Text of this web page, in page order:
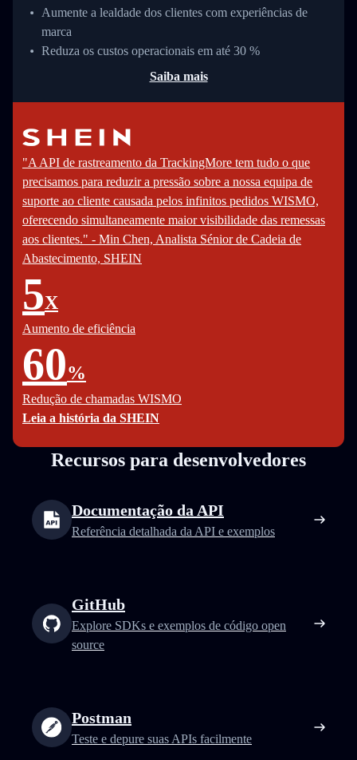
Aumente a lealdade dos clientes com experiências de
marca
Reduza os custos operacionais em até 30 %
Saiba mais
"A API de rastreamento da TrackingMore tem tudo o que
precisamos para reduzir a pressão sobre a nossa equipa de
suporte ao cliente causada pelos infinitos pedidos WISMO,
oferecendo simultaneamente maior visibilidade das remessas
aos clientes." - Min Chen, Analista Sénior de Cadeia de
Abastecimento, SHEIN
5X
Aumento de eficiência
60%
Redução de chamadas WISMO
Leia a história da SHEIN
Recursos para desenvolvedores
Documentação da API
Referência detalhada da API e exemplos
GitHub
Explore SDKs e exemplos de código open
source
Postman
Teste e depure suas APIs facilmente